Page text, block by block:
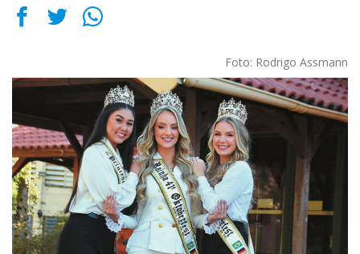
Foto: Rodrigo Assmann